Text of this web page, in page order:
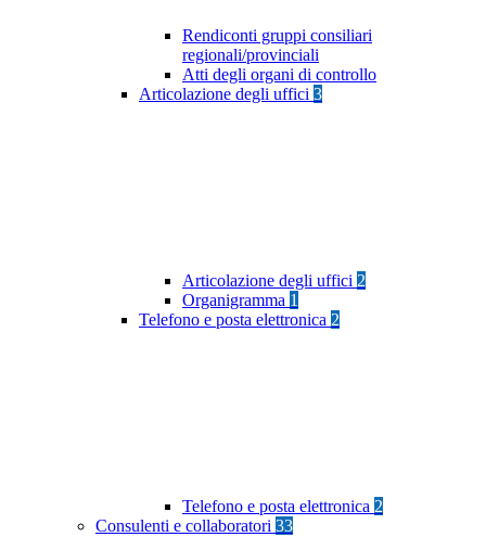
Rendiconti gruppi consiliari
regionali/provinciali
Atti degli organi di controllo
Articolazione degli uffici 3
Articolazione degli uffici 2
Organigramma 1
Telefono e posta elettronica 2
Telefono e posta elettronica 2
Consulenti e collaboratori 33